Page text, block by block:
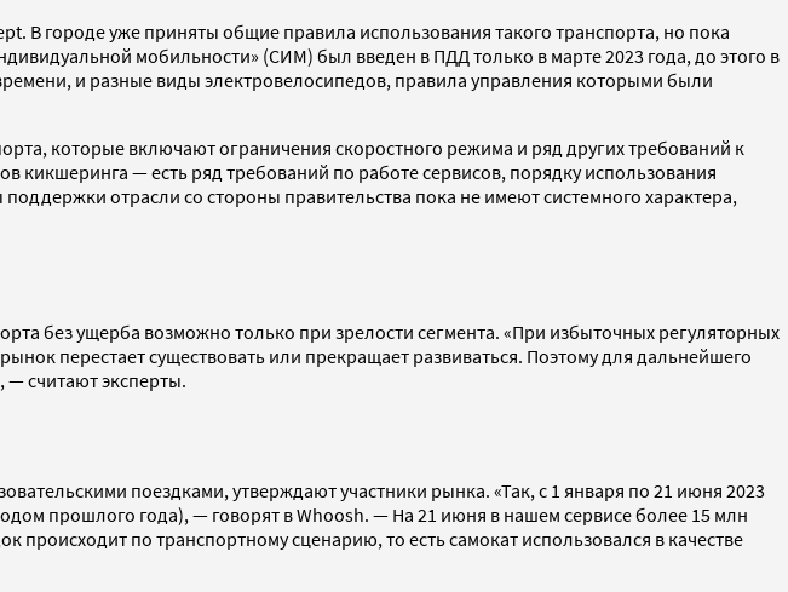
В городе уже приняты общие правила использования такого транспорта, но пока
мобильности» (СИМ) был введен в ПДД только в марте 2023 года, до этого в
и разные виды электровелосипедов, правила управления которыми были
которые включают ограничения скоростного режима и ряд других требований к
кикшеринга — есть ряд требований по работе сервисов, порядку использования
отрасли со стороны правительства пока не имеют системного характера,
без ущерба возможно только при зрелости сегмента. «При избыточных регуляторных
перестает существовать или прекращает развиваться. Поэтому для дальнейшего
— считают эксперты.
поездками, утверждают участники рынка. «Так, с 1 января по 21 июня 2023
прошлого года), — говорят в Whoosh. — На 21 июня в нашем сервисе более 15 млн
по транспортному сценарию, то есть самокат использовался в качестве